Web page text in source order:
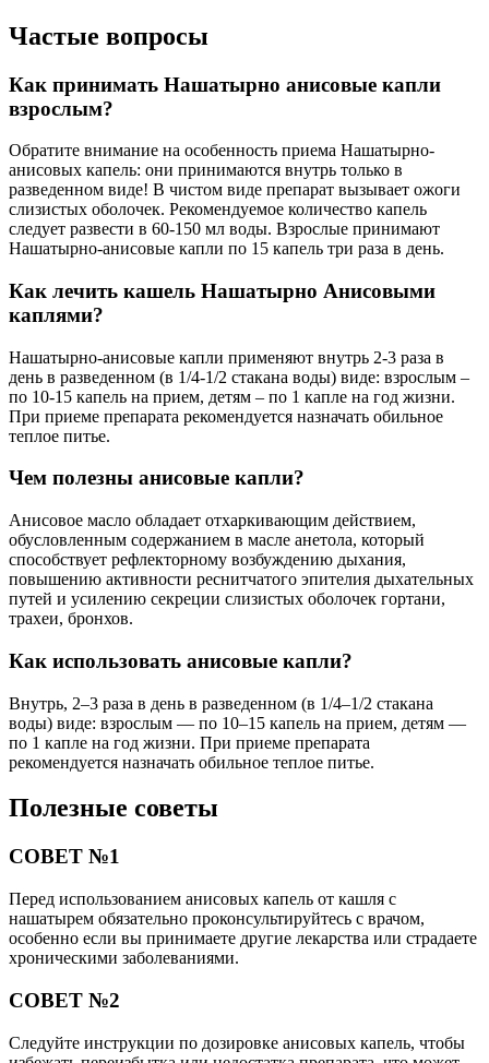
Частые вопросы
Как принимать Нашатырно анисовые капли
взрослым?
Обратите внимание на особенность приема Нашатырно-
анисовых капель: они принимаются внутрь только в
разведенном виде! В чистом виде препарат вызывает ожоги
слизистых оболочек. Рекомендуемое количество капель
следует развести в 60-150 мл воды. Взрослые принимают
Нашатырно-анисовые капли по 15 капель три раза в день.
Как лечить кашель Нашатырно Анисовыми
каплями?
Нашатырно-анисовые капли применяют внутрь 2-3 раза в
день в разведенном (в 1/4-1/2 стакана воды) виде: взрослым –
по 10-15 капель на прием, детям – по 1 капле на год жизни.
При приеме препарата рекомендуется назначать обильное
теплое питье.
Чем полезны анисовые капли?
Анисовое масло обладает отхаркивающим действием,
обусловленным содержанием в масле анетола, который
способствует рефлекторному возбуждению дыхания,
повышению активности реснитчатого эпителия дыхательных
путей и усилению секреции слизистых оболочек гортани,
трахеи, бронхов.
Как использовать анисовые капли?
Внутрь, 2–3 раза в день в разведенном (в 1/4–1/2 стакана
воды) виде: взрослым — по 10–15 капель на прием, детям —
по 1 капле на год жизни. При приеме препарата
рекомендуется назначать обильное теплое питье.
Полезные советы
СОВЕТ №1
Перед использованием анисовых капель от кашля с
нашатырем обязательно проконсультируйтесь с врачом,
особенно если вы принимаете другие лекарства или страдаете
хроническими заболеваниями.
СОВЕТ №2
Следуйте инструкции по дозировке анисовых капель, чтобы